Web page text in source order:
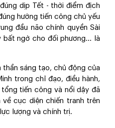
dịp Tết - thời điểm địch
hướng tiến công chủ yếu
đầu não chính quyền Sài
bất ngờ cho đối phương… là
thần sáng tạo, chủ động của
trong chỉ đạo, điều hành,
tiến công và nổi dậy đã
cục diện chiến tranh trên
lượng và chính trị.